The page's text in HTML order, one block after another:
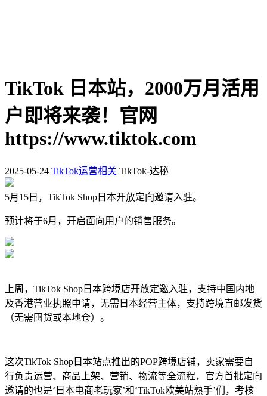
TikTok 日本站，2000万月活用
户即将来袭！官网
https://www.tiktok.com
2025-05-24 TikTok运营相关 TikTok-达秘
5月15日，TikTok Shop日本开放定向邀请入驻。
预计将于6月，开启面向用户的销售服务。
上周，TikTok Shop日本跨境店开放定邀入驻，支持中国内地
及香港营业执照申请，无需日本经营主体，支持跨境直邮发货
（无需囤货或本地仓）。
这次TikTok Shop日本站点推出的POP跨境店铺，卖家需要自
行负责运营、商品上架、营销、物流等全流程，官方首批定向
邀请的也是‘日本电商老玩家’和‘TikTok欧美站熟手’们，考核